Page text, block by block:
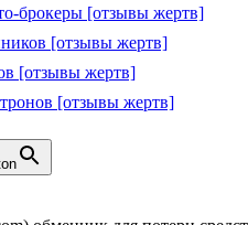
брокеры [отзывы жертв]
[отзывы жертв]
[отзывы жертв]
[отзывы жертв]